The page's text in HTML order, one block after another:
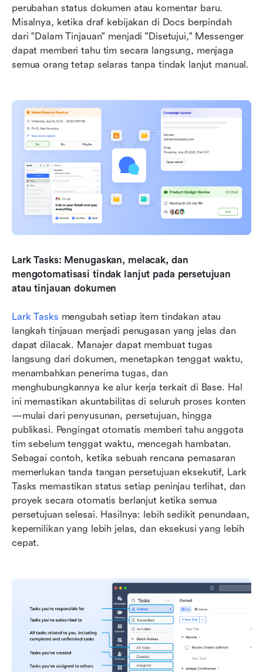
perubahan status dokumen atau komentar baru.
Misalnya, ketika draf kebijakan di Docs berpindah
dari "Dalam Tinjauan" menjadi "Disetujui," Messenger
dapat memberi tahu tim secara langsung, menjaga
semua orang tetap selaras tanpa tindak lanjut manual.
Lark Tasks: Menugaskan, melacak, dan
mengotomatisasi tindak lanjut pada persetujuan
atau tinjauan dokumen
Lark Tasks mengubah setiap item tindakan atau
langkah tinjauan menjadi penugasan yang jelas dan
dapat dilacak. Manajer dapat membuat tugas
langsung dari dokumen, menetapkan tenggat waktu,
menambahkan penerima tugas, dan
menghubungkannya ke alur kerja terkait di Base. Hal
ini memastikan akuntabilitas di seluruh proses konten
—mulai dari penyusunan, persetujuan, hingga
publikasi. Pengingat otomatis memberi tahu anggota
tim sebelum tenggat waktu, mencegah hambatan.
Sebagai contoh, ketika sebuah rencana pemasaran
memerlukan tanda tangan persetujuan eksekutif, Lark
Tasks memastikan status setiap peninjau terlihat, dan
proyek secara otomatis berlanjut ketika semua
persetujuan selesai. Hasilnya: lebih sedikit penundaan,
kepemilikan yang lebih jelas, dan eksekusi yang lebih
cepat.